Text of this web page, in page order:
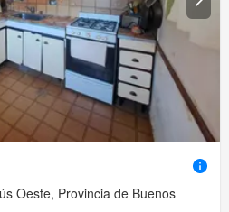
Oeste, Provincia de Buenos